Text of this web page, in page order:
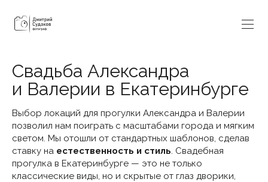
Свадьба Александра
и Валерии в Екатеринбурге
Выбор локаций для прогулки Александра и Валерии
позволил нам поиграть с масштабами города и мягким
светом. Мы отошли от стандартных шаблонов, сделав
ставку на естественность и стиль. Свадебная
прогулка в Екатеринбурге — это не только
классические виды, но и скрытые от глаз дворики,